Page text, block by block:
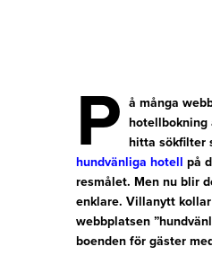
P å många
hotellbokning
hitta sökfilter
hundvänliga hotell på
resmålet. Men nu blir
enklare. Villanytt
webbplatsen
boenden för gäster